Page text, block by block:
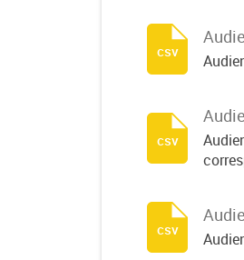
csv
csv
csv